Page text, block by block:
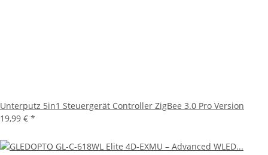
Unterputz 5in1 Steuergerät Controller ZigBee 3.0 Pro Version
19,99 € *